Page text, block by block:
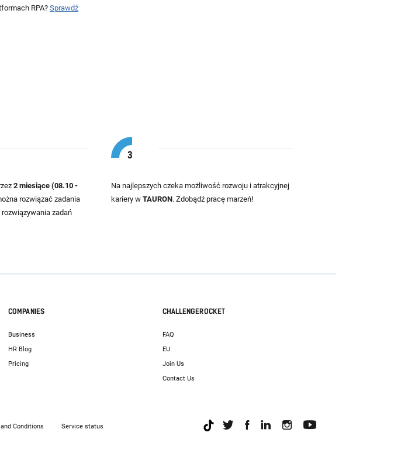
RPA? Sprawdź
2 miesiące (08.10 -
rozwiązać zadania
zadań
Na najlepszych czeka możliwość rozwoju i atrakcyjnej
kariery w TAURON. Zdobądź pracę marzeń!
COMPANIES
Business
HR Blog
Pricing
CHALLENGEROCKET
FAQ
EU
Join Us
Contact Us
Conditions Service status